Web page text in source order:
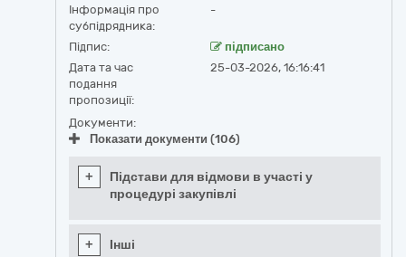
Інформація про
субпідрядника:
-
Підпис:
підписано
Дата та час
подання
пропозиції:
25-03-2026, 16:16:41
Документи:
Показати документи (106)
+
Підстави для відмови в участі у
процедурі закупівлі
+ Інші